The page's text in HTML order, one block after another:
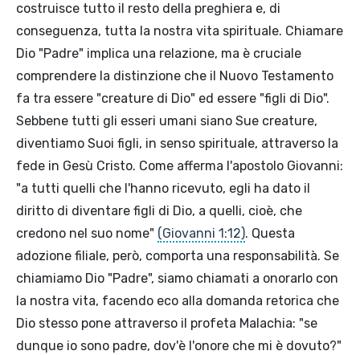
costruisce tutto il resto della preghiera e, di
conseguenza, tutta la nostra vita spirituale. Chiamare
Dio "Padre" implica una relazione, ma è cruciale
comprendere la distinzione che il Nuovo Testamento
fa tra essere "creature di Dio" ed essere "figli di Dio".
Sebbene tutti gli esseri umani siano Sue creature,
diventiamo Suoi figli, in senso spirituale, attraverso la
fede in Gesù Cristo. Come afferma l'apostolo Giovanni:
"a tutti quelli che l'hanno ricevuto, egli ha dato il
diritto di diventare figli di Dio, a quelli, cioè, che
credono nel suo nome" (Giovanni 1:12). Questa
adozione filiale, però, comporta una responsabilità. Se
chiamiamo Dio "Padre", siamo chiamati a onorarlo con
la nostra vita, facendo eco alla domanda retorica che
Dio stesso pone attraverso il profeta Malachia: "se
dunque io sono padre, dov'è l'onore che mi è dovuto?"